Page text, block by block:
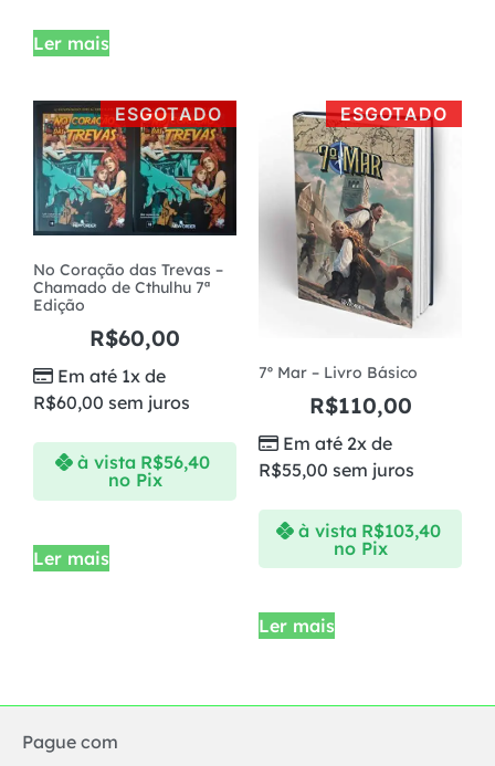
Ler mais
ESGOTADO
No Coração das Trevas –
Chamado de Cthulhu 7ª
Edição
R$60,00
Em até 1x de
R$60,00 sem juros
à vista R$56,40
no Pix
Ler mais
ESGOTADO
7º Mar – Livro Básico
R$110,00
Em até 2x de
R$55,00 sem juros
à vista R$103,40
no Pix
Ler mais
Pague com